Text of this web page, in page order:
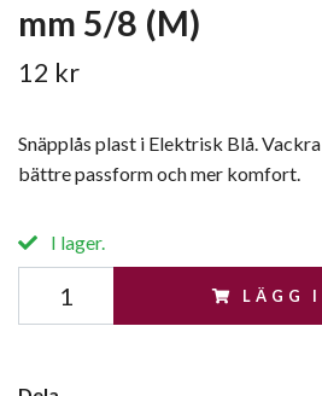
mm 5/8 (M)
12 kr
Snäpplås plast i Elektrisk Blå.
bättre passform och mer komfort.
I lager.
LÄGG I